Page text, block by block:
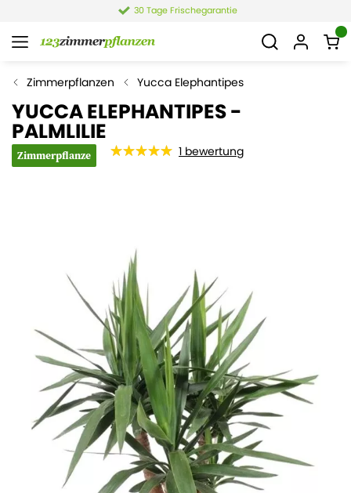
30 Tage Frischegarantie
Zimmerpflanzen Yucca Elephantipes
YUCCA ELEPHANTIPES -
PALMLILIE
Zimmerpflanze 1 bewertung